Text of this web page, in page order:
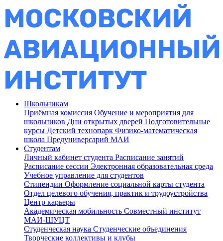
Школьникам
Приёмная комиссия Обучение и мероприятия для
школьников Дни открытых дверей Подготовительные
курсы Детский технопарк Физико-математическая
школа Предуниверсарий МАИ
Студентам
Личный кабинет студента Расписание занятий
Расписание сессии Электронная образовательная среда
Учебное управление для студентов
Стипендии Оформление социальной карты студента
Отдел целевого обучения, практик и трудоустройства
Центр карьеры
Академическая мобильность Совместный институт
МАИ-ШУЦТ
Студенческая наука Студенческие объединения
Творческие коллективы и клубы